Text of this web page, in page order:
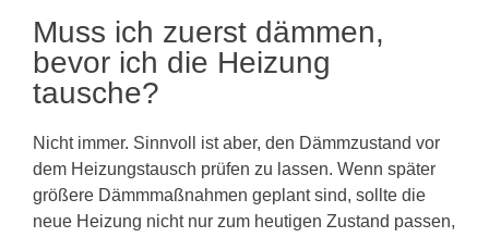
Muss ich zuerst dämmen,
bevor ich die Heizung
tausche?
Nicht immer. Sinnvoll ist aber, den Dämmzustand vor
dem Heizungstausch prüfen zu lassen. Wenn später
größere Dämmmaßnahmen geplant sind, sollte die
neue Heizung nicht nur zum heutigen Zustand passen,